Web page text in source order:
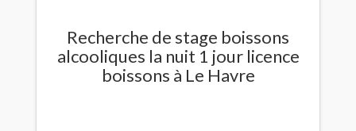
Recherche de stage boissons
alcooliques la nuit 1 jour licence
boissons à Le Havre